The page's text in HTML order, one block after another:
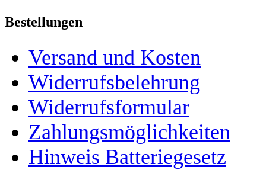
Bestellungen
Versand und Kosten
Widerrufsbelehrung
Widerrufsformular
Zahlungsmöglichkeiten
Hinweis Batteriegesetz